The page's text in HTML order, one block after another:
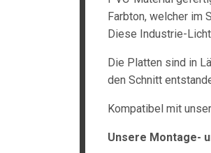
Farbton, welcher im
Diese Industrie-
Die Platten sind in
den Schnitt
Kompatibel mit
Unsere Montage-